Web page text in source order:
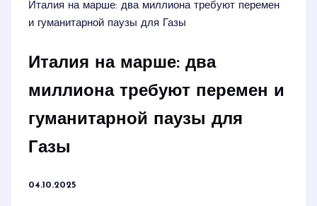
Италия на марше: два миллиона требуют перемен
и гуманитарной паузы для Газы
Италия на марше: два
миллиона требуют перемен и
гуманитарной паузы для
Газы
04.10.2025